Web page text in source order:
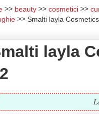
beauty cosmetici
Smalti layla
layla